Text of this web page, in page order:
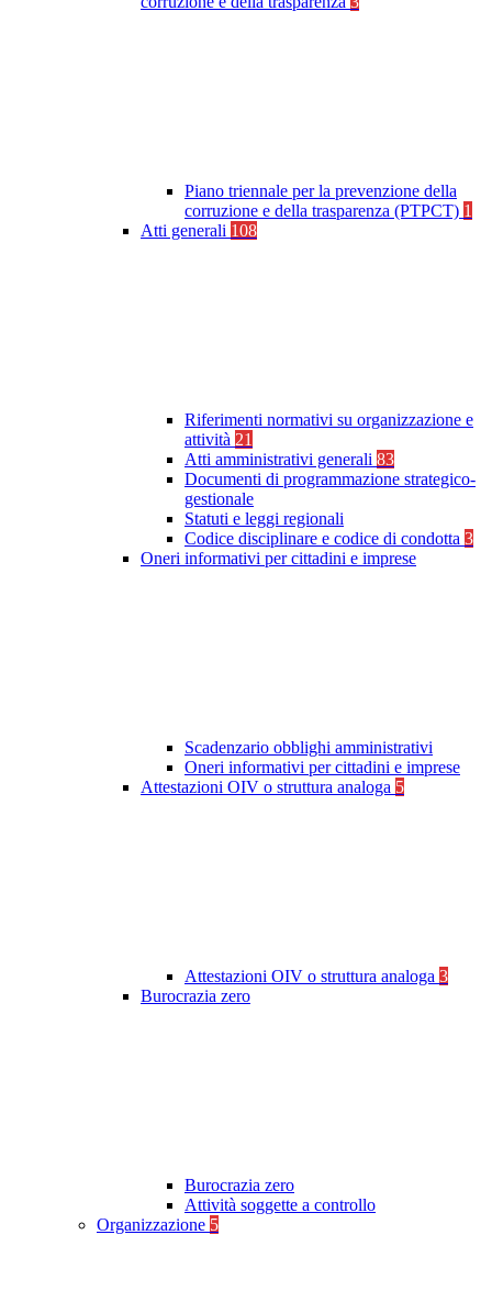
Piano triennale per la prevenzione della
corruzione e della trasparenza (PTPCT) 1
Atti generali 108
Riferimenti normativi su organizzazione e
attività 21
Atti amministrativi generali 83
Documenti di programmazione strategico-
gestionale
Statuti e leggi regionali
Codice disciplinare e codice di condotta 3
Oneri informativi per cittadini e imprese
Scadenzario obblighi amministrativi
Oneri informativi per cittadini e imprese
Attestazioni OIV o struttura analoga 5
Attestazioni OIV o struttura analoga 3
Burocrazia zero
Burocrazia zero
Attività soggette a controllo
Organizzazione 5